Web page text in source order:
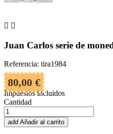
 
Juan Carlos serie de
Referencia: tira1984
80,00 €
Impuestos incluidos
Cantidad
add Añadir al carrito